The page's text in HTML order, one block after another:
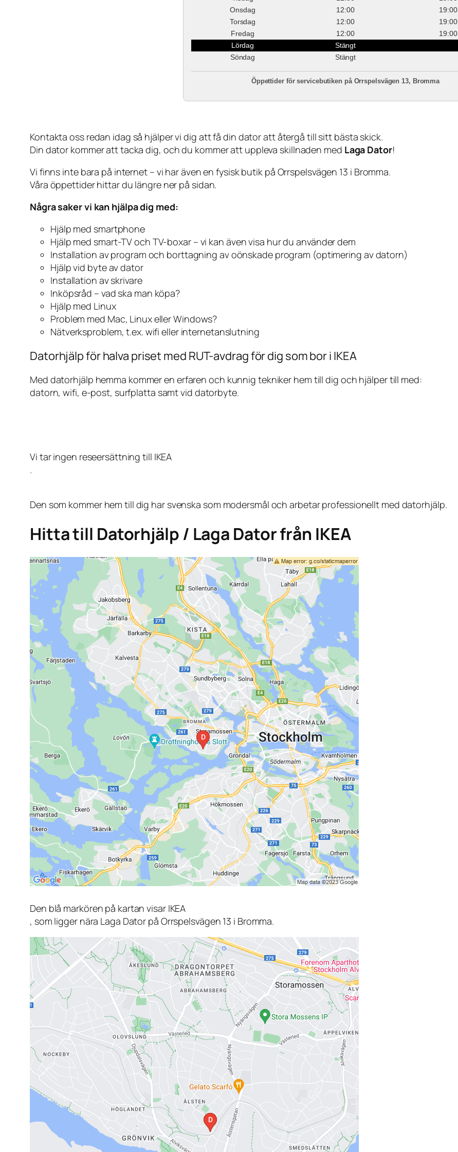
Onsdag
12:00
19:00
Torsdag
12:00
19:00
Fredag
12:00
19:00
Lördag
Stängt
Söndag
Stängt
Öppettider för servicebutiken på Orrspelsvägen 13, Bromma
Kontakta oss redan idag så hjälper vi dig att få din dator att återgå till sitt bästa skick.
Din dator kommer att tacka dig, och du kommer att uppleva skillnaden med Laga Dator!
Vi finns inte bara på internet – vi har även en fysisk butik på Orrspelsvägen 13 i Bromma.
Våra öppettider hittar du längre ner på sidan.
Några saker vi kan hjälpa dig med:
Hjälp med smartphone
Hjälp med smart-TV och TV-boxar – vi kan även visa hur du använder dem
Installation av program och borttagning av oönskade program (optimering av datorn)
Hjälp vid byte av dator
Installation av skrivare
Inköpsråd – vad ska man köpa?
Hjälp med Linux
Problem med Mac, Linux eller Windows?
Nätverksproblem, t.ex. wifi eller internetanslutning
Datorhjälp för halva priset med RUT-avdrag för dig som bor i IKEA
Med datorhjälp hemma kommer en erfaren och kunnig tekniker hem till dig och hjälper till med:
datorn, wifi, e-post, surfplatta samt vid datorbyte.
Vi tar ingen reseersättning till IKEA
.
Den som kommer hem till dig har svenska som modersmål och arbetar professionellt med datorhjälp.
Hitta till Datorhjälp / Laga Dator från IKEA
Den blå markören på kartan visar IKEA
, som ligger nära Laga Dator på Orrspelsvägen 13 i Bromma.